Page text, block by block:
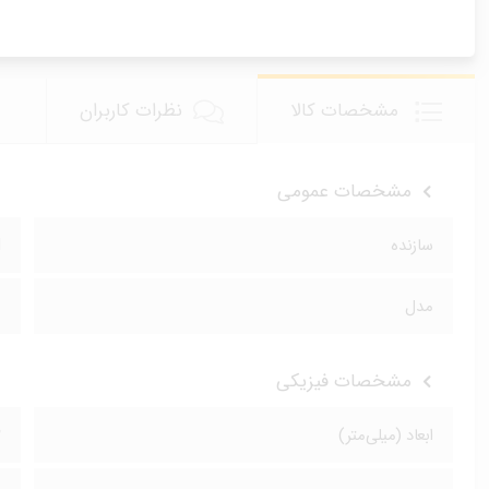
مشخصات کالا نظرات کاربران
مشخصات عمومی
سازنده
مدل
مشخصات فیزیکی
ابعاد (میلی‌متر)